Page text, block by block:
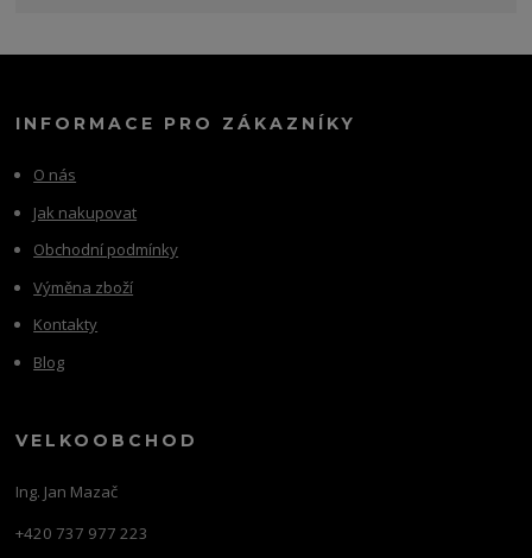
INFORMACE PRO ZÁKAZNÍKY
O nás
Jak nakupovat
Obchodní podmínky
Výměna zboží
Kontakty
Blog
VELKOOBCHOD
Ing. Jan Mazač
+420 737 977 223